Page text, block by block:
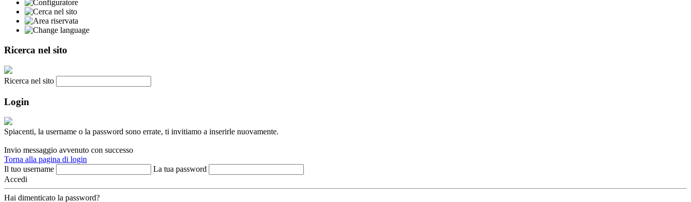
Ricerca nel sito
Ricerca nel sito
Login
Spiacenti, la username o la password sono errate, ti invitiamo a inserirle nuovamente.
Invio messaggio avvenuto con successo
Torna alla pagina di login
Il tuo username
La tua password
Accedi
Hai dimenticato la password?